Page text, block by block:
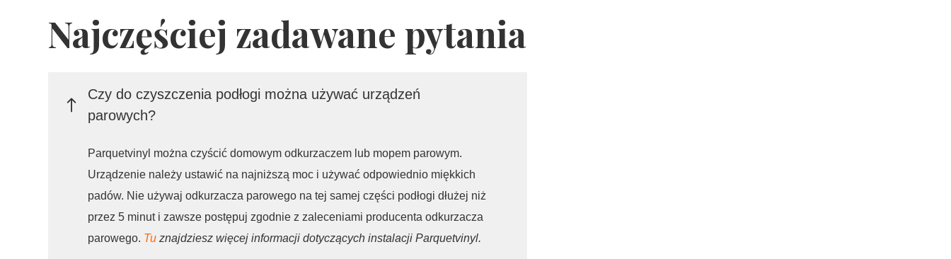
Najczęściej zadawane pytania
Czy do czyszczenia podłogi można używać urządzeń
parowych?
Parquetvinyl można czyścić domowym odkurzaczem lub mopem parowym.
Urządzenie należy ustawić na najniższą moc i używać odpowiednio miękkich
padów. Nie używaj odkurzacza parowego na tej samej części podłogi dłużej niż
przez 5 minut i zawsze postępuj zgodnie z zaleceniami producenta odkurzacza
parowego. Tu znajdziesz więcej informacji dotyczących instalacji Parquetvinyl.